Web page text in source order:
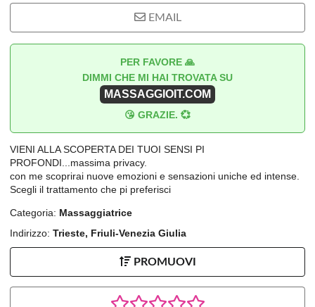
EMAIL
PER FAVORE 🙏
DIMMI CHE MI HAI TROVATA SU
MASSAGGIOIT.COM
😘 GRAZIE. 💞
VIENI ALLA SCOPERTA DEI TUOI SENSI PI
PROFONDI...massima privacy.
con me scoprirai nuove emozioni e sensazioni uniche ed intense.
Scegli il trattamento che pi preferisci
Categoria: Massaggiatrice
Indirizzo: Trieste, Friuli-Venezia Giulia
PROMUOVI